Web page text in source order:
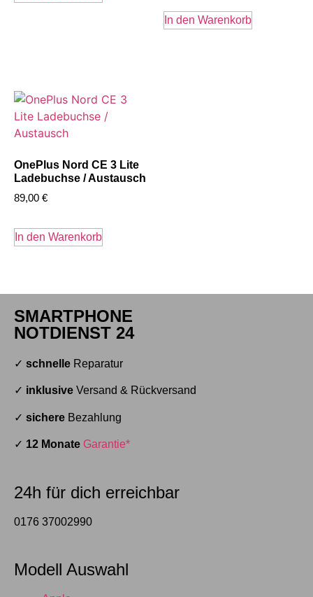
In den Warenkorb
OnePlus Nord CE 3 Lite
Ladebuchse / Austausch
89,00 €
In den Warenkorb
SMARTPHONE
NOTDIENST 24
✓ schnelle Reparatur
✓ inklusive Versand & Rückversand
✓ sichere Bezahlung
✓ 12 Monate Garantie*
24h für dich erreichbar
0176 37002990
Modell Auswahl